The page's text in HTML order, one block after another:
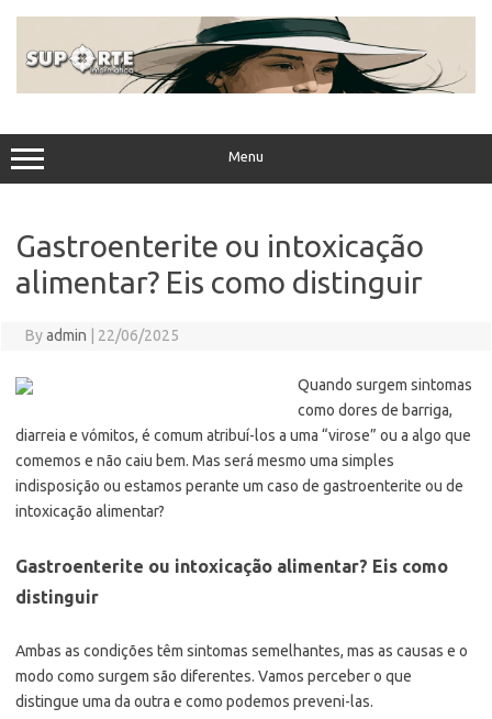
Menu
Gastroenterite ou intoxicação
alimentar? Eis como distinguir
Byadmin 22/06/2025
Quando surgem sintomas
como dores de barriga,
diarreia e vómitos, é comum atribuí-los a uma “virose” ou a algo que
comemos e não caiu bem. Mas será mesmo uma simples
indisposição ou estamos perante um caso de gastroenterite ou de
intoxicação alimentar?
Gastroenterite ou intoxicação alimentar? Eis como
distinguir
Ambas as condições têm sintomas semelhantes, mas as causas e o
modo como surgem são diferentes. Vamos perceber o que
distingue uma da outra e como podemos preveni-las.